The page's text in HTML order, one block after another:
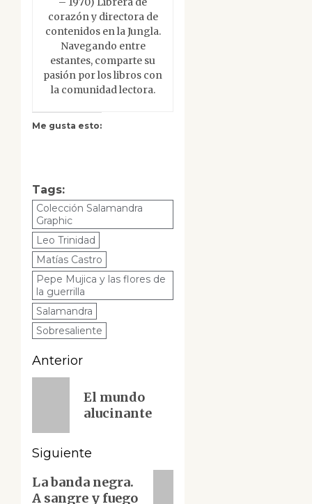
corazón y directora de
contenidos en la Jungla.
Navegando entre
estantes, comparte su
pasión por los libros con
la comunidad lectora.
Me gusta esto:
Tags:
Colección Salamandra
Graphic
Leo Trinidad
Matías Castro
Pepe Mujica y las flores de
la guerrilla
Salamandra
Sobresaliente
Navegación
entradas
Anterior
anterior:
El mundo
alucinante
Siguiente
Siguiente
entrada:
La banda negra.
A sangre y fuego